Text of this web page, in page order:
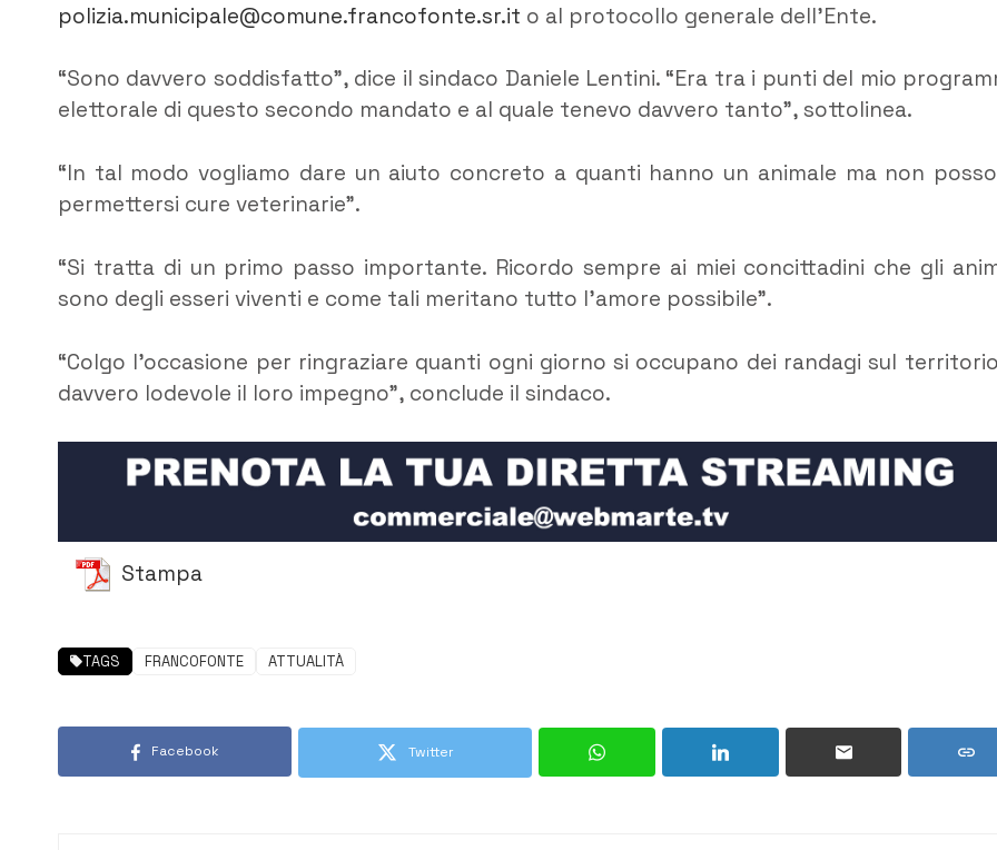
polizia.municipale@comune.francofonte.sr.it o al protocollo generale dell’Ente.
“Sono davvero soddisfatto”, dice il sindaco Daniele Lentini. “Era tra i punti del mio
elettorale di questo secondo mandato e al quale tenevo davvero tanto”, sottolinea.
“In tal modo vogliamo dare un aiuto concreto a quanti hanno un animale ma non
permettersi cure veterinarie”.
“Si tratta di un primo passo importante. Ricordo sempre ai miei concittadini che gli
sono degli esseri viventi e come tali meritano tutto l’amore possibile”.
“Colgo l’occasione per ringraziare quanti ogni giorno si occupano dei randagi sul
davvero lodevole il loro impegno”, conclude il sindaco.
Stampa
TAGS FRANCOFONTE ATTUALITÀ
Facebook Twitter